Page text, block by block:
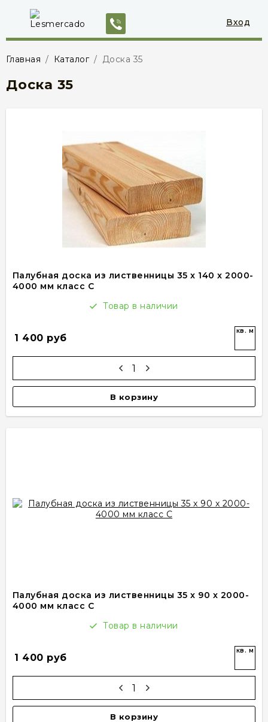
Вход
Главная / Каталог / Доска 35
Доска 35
Палубная доска из лиственницы 35 x 140 x 2000-
4000 мм класс C
Товар в наличии
1 400 руб
кв. м
В корзину
Палубная доска из лиственницы 35 x 90 x 2000-
4000 мм класс C
Товар в наличии
1 400 руб
кв. м
В корзину